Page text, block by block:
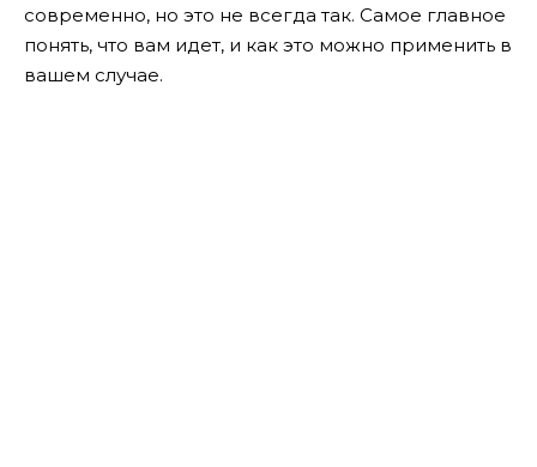
современно, но это не всегда так. Самое главное
понять, что вам идет, и как это можно применить в
вашем случае.